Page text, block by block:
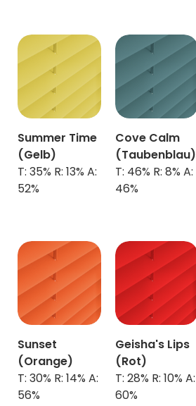
Summer Time
(Gelb)
T: 35% R: 13% A:
52%
Cove Calm
(Taubenblau)
T: 46% R: 8% A:
46%
Sunset
(Orange)
T: 30% R: 14% A:
56%
Geisha's Lips
(Rot)
T: 28% R: 10% A:
60%